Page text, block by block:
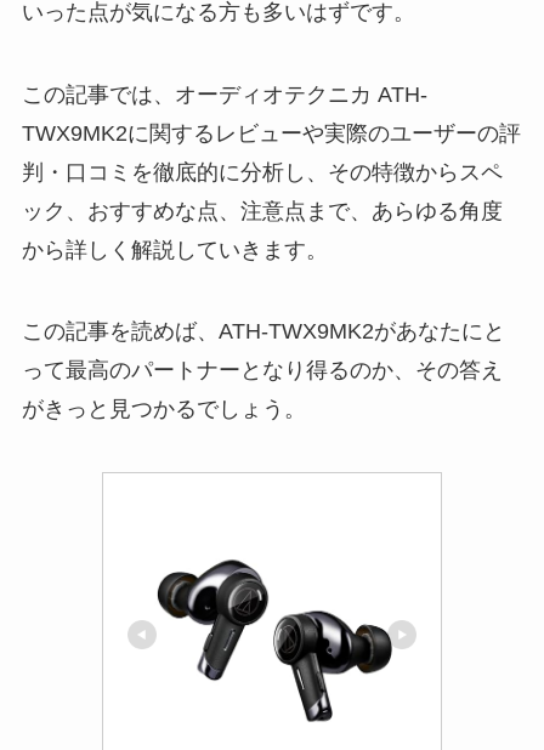
いった点が気になる方も多いはずです。
この記事では、オーディオテクニカ ATH-
TWX9MK2に関するレビューや実際のユーザーの評
判・口コミを徹底的に分析し、その特徴からスペ
ック、おすすめな点、注意点まで、あらゆる角度
から詳しく解説していきます。
この記事を読めば、ATH-TWX9MK2があなたにと
って最高のパートナーとなり得るのか、その答え
がきっと見つかるでしょう。